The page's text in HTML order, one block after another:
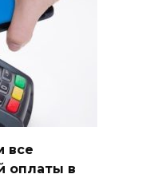
все
оплаты в